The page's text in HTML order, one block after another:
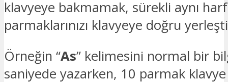
klavyeye bakmamak, sürekli aynı
parmaklarınızı klavyeye doğru
Örneğin “As” kelimesini normal bir
saniyede yazarken, 10 parmak